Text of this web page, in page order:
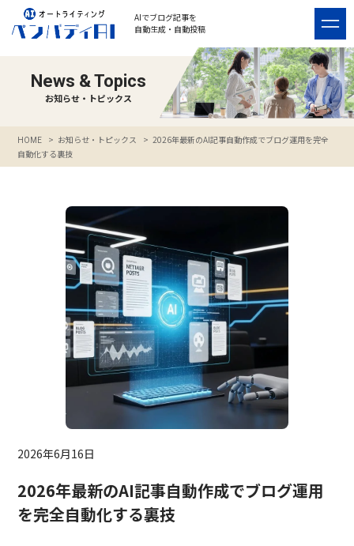
AIでブログ記事を
自動生成・自動投稿
News & Topics
お知らせ・トピックス
HOME > お知らせ・トピックス > 2026年最新のAI記事自動作成でブログ運用を完全
自動化する裏技
2026年6月16日
2026年最新のAI記事自動作成でブログ運用
を完全自動化する裏技